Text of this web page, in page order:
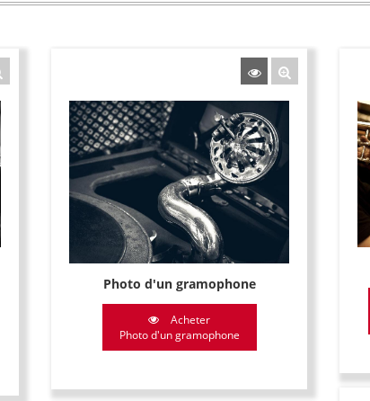
Photo d'un gramophone
Acheter
Photo d'un gramophone